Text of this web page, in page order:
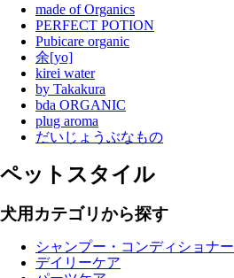
made of Organics
PERFECT POTION
Pubicare organic
余[yo]
kirei water
by Takakura
bda ORGANIC
plug aroma
だいじょうぶなもの
ペットスタイル
犬用カテゴリから探す
シャンプー・コンディショナー
デイリーケア